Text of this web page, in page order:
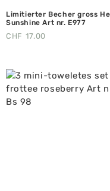
Limitierter Becher gross
Sunshine Art nr. E977
CHF 17.00